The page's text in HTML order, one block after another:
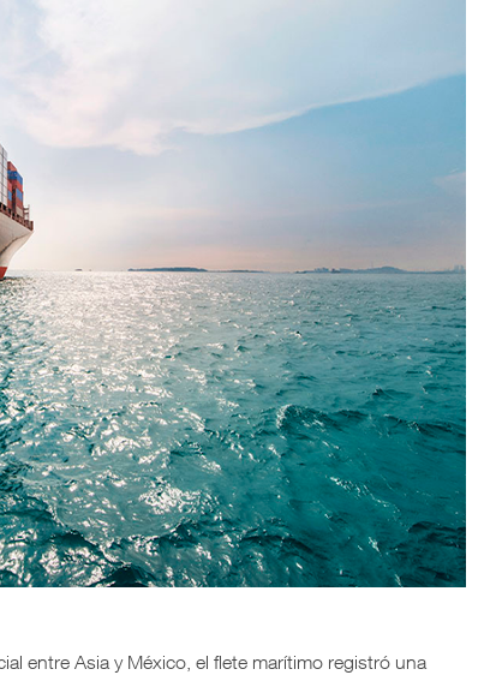
entre Asia y México, el flete marítimo registró una
ExxonMobil lleva mantenimiento predictivo al au
05 AGO 2026
APM Terminals incrementa equipamiento para movi
05 AGO 2026
TMAZ eleva 77% movimiento de carga suelta y ser
05 AGO 2026